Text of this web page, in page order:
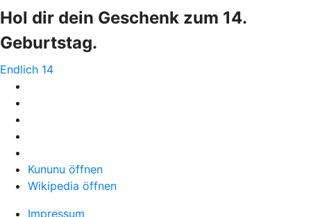
Hol dir dein Geschenk zum 14.
Geburtstag.
Endlich 14
Kununu öffnen
Wikipedia öffnen
Impressum